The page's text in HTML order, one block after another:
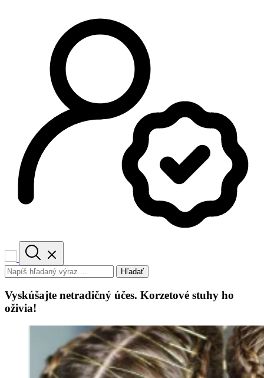
Hľadať
Vyskúšajte netradičný účes. Korzetové stuhy ho
oživia!